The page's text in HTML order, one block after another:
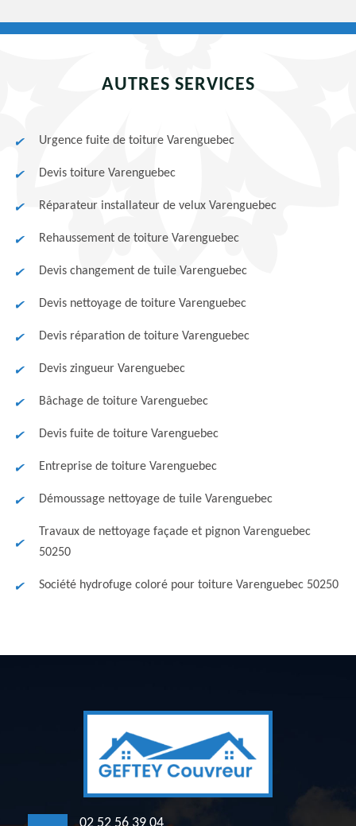
AUTRES SERVICES
Urgence fuite de toiture Varenguebec
Devis toiture Varenguebec
Réparateur installateur de velux Varenguebec
Rehaussement de toiture Varenguebec
Devis changement de tuile Varenguebec
Devis nettoyage de toiture Varenguebec
Devis réparation de toiture Varenguebec
Devis zingueur Varenguebec
Bâchage de toiture Varenguebec
Devis fuite de toiture Varenguebec
Entreprise de toiture Varenguebec
Démoussage nettoyage de tuile Varenguebec
Travaux de nettoyage façade et pignon Varenguebec
50250
Société hydrofuge coloré pour toiture Varenguebec 50250